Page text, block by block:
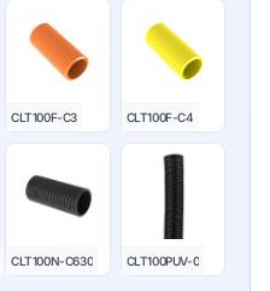
CLT100F-C3 CLT100F-C4
CLT100N-C630 CLT100PUV-0